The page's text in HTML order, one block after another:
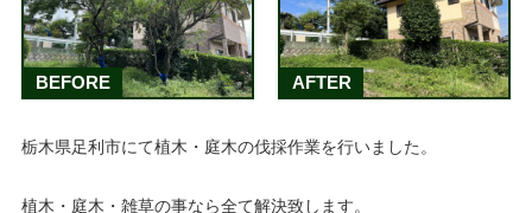
BEFORE AFTER
栃木県足利市にて植木・庭木の伐採作業を行いました。
植木・庭木・雑草の事なら全て解決致します。